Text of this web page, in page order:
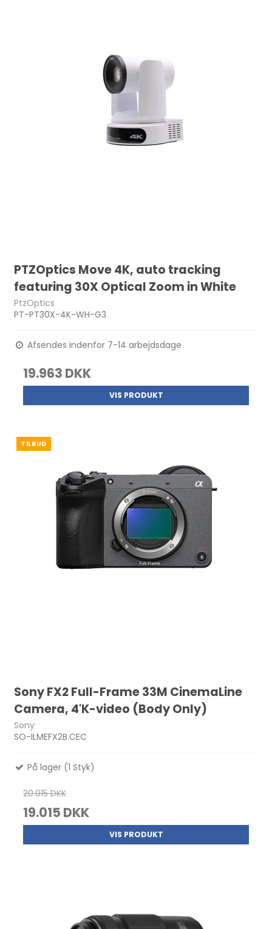
PTZOptics Move 4K, auto tracking
featuring 30X Optical Zoom in White
PtzOptics
PT-PT30X-4K-WH-G3
Afsendes indenfor 7-14 arbejdsdage
19.963 DKK
VIS PRODUKT
TILBUD
Sony FX2 Full-Frame 33M CinemaLine
Camera, 4'K-video (Body Only)
Sony
SO-ILMEFX2B.CEC
På lager (1 Styk)
20.015 DKK
19.015 DKK
VIS PRODUKT